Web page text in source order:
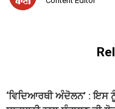
‘ਵਿਦਿਆਰਥੀ ਅੰਦੋਲਨ’ : ਇਸ